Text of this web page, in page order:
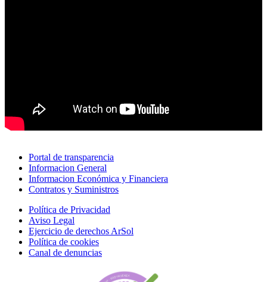
Portal de transparencia
Informacion General
Informacion Económica y Financiera
Contratos y Suministros
Política de Privacidad
Aviso Legal
Ejercicio de derechos ArSol
Política de cookies
Canal de denuncias